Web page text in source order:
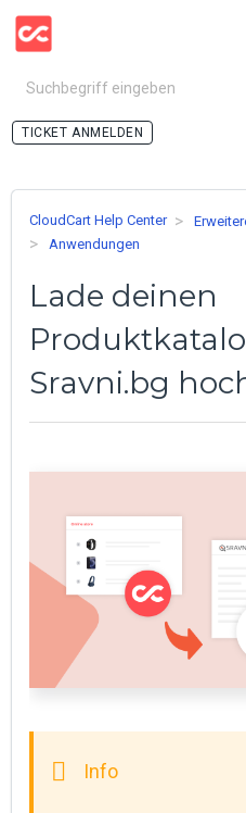
ANMELDEN
CloudCart Help Center
Anwendungen
Lade deinen
Sravni.bg